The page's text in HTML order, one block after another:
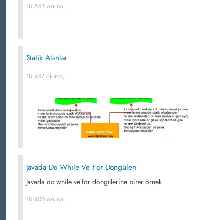
18,543 okuma,
Statik Alanlar
18,447 okuma,
Javada Do While Ve For Döngüleri
Javada do while ve for döngülerine birer örnek
18,400 okuma,